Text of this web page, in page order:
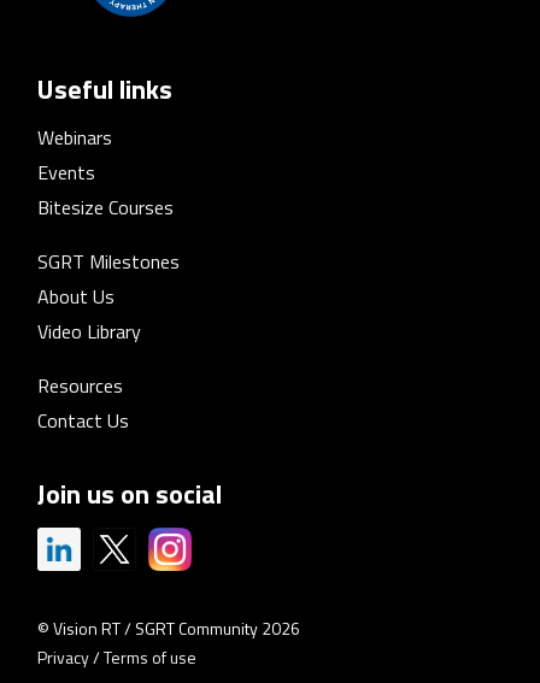
Useful links
Webinars
Events
Bitesize Courses
SGRT Milestones
About Us
Video Library
Resources
Contact Us
Join us on social
© Vision RT / SGRT Community 2026
Privacy/Terms of use